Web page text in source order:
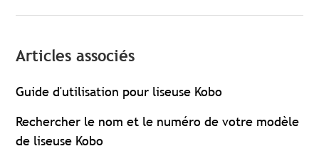
Articles associés
Guide d'utilisation pour liseuse Kobo
Rechercher le nom et le numéro de votre modèle
de liseuse Kobo